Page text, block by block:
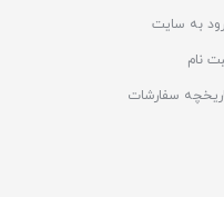
به سایت
نام
سفارشات